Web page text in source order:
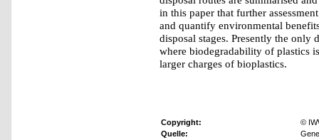
in this paper that further
and quantify environmental
disposal stages. Presently the only
where biodegradability of plastics
larger charges of bioplastics.
Copyright:
©
Quelle: